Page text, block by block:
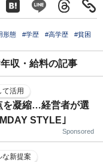
形態 #学歴 #高学歴 #貧困
収・給料の記事
て活用
を凝縮…経営者が選
STYLE｣
Sponsored
な新提案